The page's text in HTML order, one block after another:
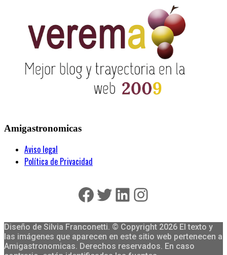
Amigastronomicas
Aviso legal
Política de Privacidad
Facebook
Twitter
LinkedIn
Instagram
Diseño de Silvia Franconetti. © Copyright 2026 El texto y
las imágenes que aparecen en este sitio web pertenecen a
Amigastronomicas. Derechos reservados. En caso